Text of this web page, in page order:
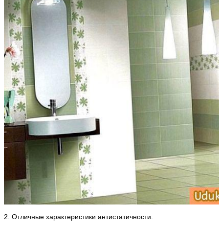
2. Отличные характеристики антистатичности.